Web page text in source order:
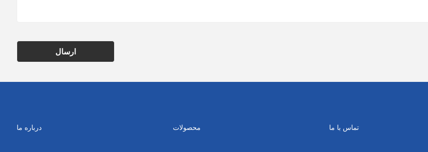
ارسال
درباره ما محصولات تماس با ما